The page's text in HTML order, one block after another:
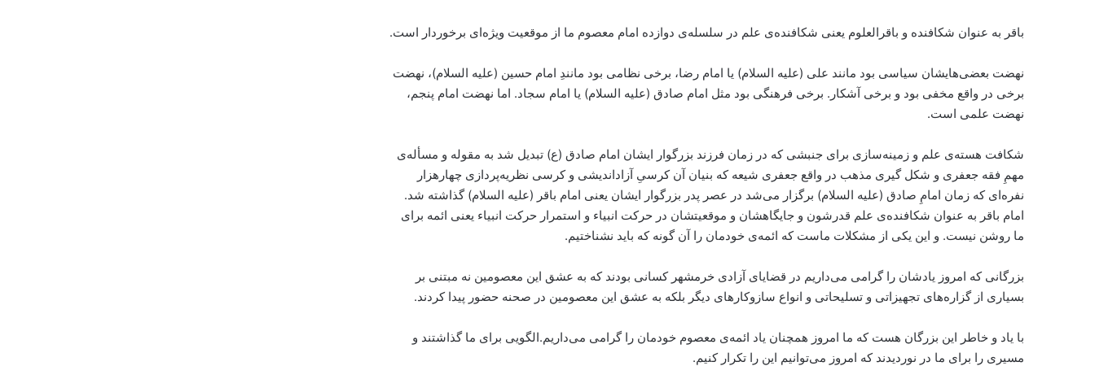
باقر به عنوان شکافنده و باقرالعلوم یعنی شکافنده‌ی علم در سلسله‌ی دوازده امام معصوم ما از موقعیت ویژه‌ای برخوردار است.
نهضت بعضی‌هایشان سیاسی بود مانند علی (علیه السلام) یا امام رضا، برخی نظامی بود مانندِ امام حسین (علیه السلام)، نهضت
برخی در واقع مخفی بود و برخی آشکار. برخی فرهنگی بود مثل امام صادق‌ (علیه السلام) یا امام سجاد. اما نهضت امام پنجم،‌
نهضت علمی‌ است.
شکافت هسته‌ی علم و زمینه‌سازی برای جنبشی که در زمان فرزند بزرگوار ایشان امام صادق (ع) تبدیل شد به مقوله و مسأله‌ی
مهمِ فقه جعفری و شکل گیری مذهب در واقع جعفری شیعه که بنیان آن کرسیِ آزاداندیشی و کرسی نظریه‌پردازی چهارهزار
نفره‌ای که زمان امامِ صادق (علیه السلام) برگزار می‌شد در عصر پدر بزرگوار ایشان یعنی امام باقر (علیه السلام) گذاشته شد.
امام باقر به عنوان شکافنده‌ی علم قدرشون و جایگاهشان و موقعیتشان در حرکت انبیاء و استمرار حرکت انبیاء یعنی ائمه برای
ما روشن نیست. و این یکی از مشکلات ماست که ائمه‌ی خودمان را آن گونه که باید نشناختیم.
بزرگانی که امروز یادشان را گرامی می‌داریم در قضایای آزادی خرمشهر کسانی بودند که به عشق این معصومین نه مبتنی بر
بسیاری از گزاره‌های تجهیزاتی و تسلیحاتی و انواع سازوکارهای دیگر بلکه به عشق این معصومین در صحنه حضور پیدا کردند.
با یاد و خاطر این بزرگان هست که ما امروز همچنان یاد ائمه‌ی معصوم خودمان را گرامی می‌داریم.الگویی برای ما گذاشتند و
مسیری را برای ما در نوردیدند که امروز می‌توانیم این را تکرار کنیم.